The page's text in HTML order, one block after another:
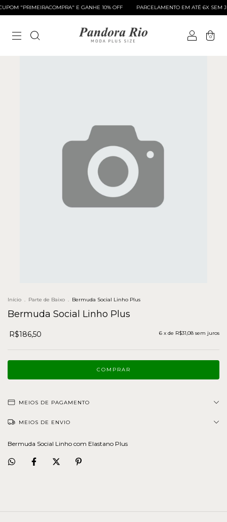
"PRIMEIRACOMPRA" E GANHE 10% OFF PARCELAMENTO EM ATÉ 6X SEM
0
Início . Parte de Baixo . Bermuda Social Linho Plus
Bermuda Social Linho Plus
R$186,50 6 x de R$31,08 sem juros
MEIOS DE PAGAMENTO
MEIOS DE ENVIO
Bermuda Social Linho com Elastano Plus